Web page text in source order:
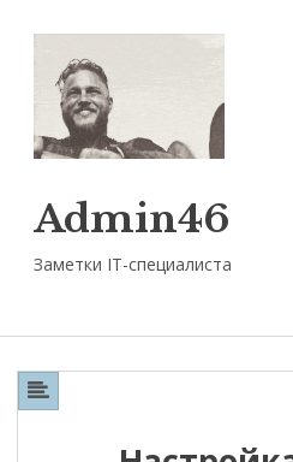
Admin46
Заметки IT-специалиста